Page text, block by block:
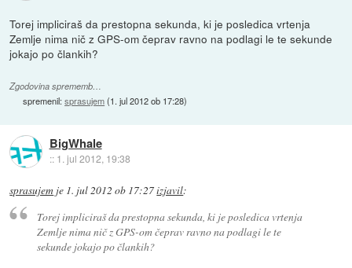
Torej impliciraš da prestopna sekunda, ki je posledica vrtenja
Zemlje nima nič z GPS-om čeprav ravno na podlagi le te sekunde
jokajo po člankih?
Zgodovina sprememb…
spremenil:sprasujem(1. jul 2012 ob 17:28)
BigWhale
:: 1. jul 2012, 19:38
sprasujem je 1. jul 2012 ob 17:27izjavil:
Torej impliciraš da prestopna sekunda, ki je posledica vrtenja
Zemlje nima nič z GPS-om čeprav ravno na podlagi le te
sekunde jokajo po člankih?